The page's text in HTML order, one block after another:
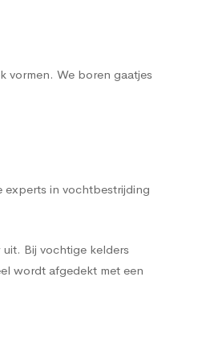
vormen. We boren gaatjes
experts in vochtbestrijding
Bij vochtige kelders
wordt afgedekt met een